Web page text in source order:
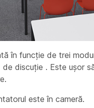
în funcție de trei
de discuție . Este ușor
este în cameră.